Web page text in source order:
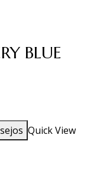
BLUE
Quick View